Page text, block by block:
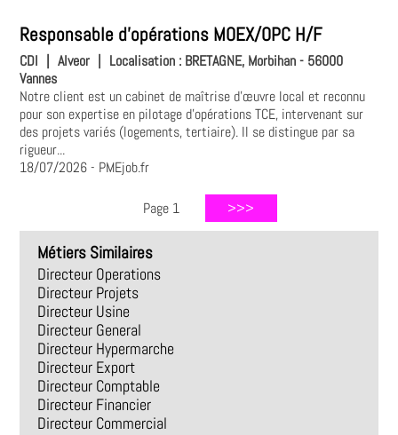
Responsable d'opérations MOEX/OPC H/F
CDI Alveor Localisation : BRETAGNE, Morbihan - 56000
Vannes
Notre client est un cabinet de maîtrise d'œuvre local et reconnu
pour son expertise en pilotage d'opérations TCE, intervenant sur
des projets variés (logements, tertiaire). Il se distingue par sa
rigueur...
18/07/2026- PMEjob.fr
Page 1
Métiers Similaires
Directeur Operations
Directeur Projets
Directeur Usine
Directeur General
Directeur Hypermarche
Directeur Export
Directeur Comptable
Directeur Financier
Directeur Commercial